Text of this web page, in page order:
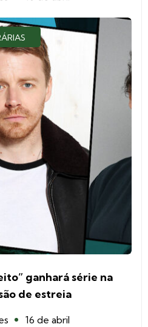
ganhará série na
de estreia
16 de abril